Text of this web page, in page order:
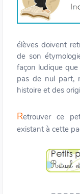
élèves doivent
de son
façon ludique
pas de nul part,
histoire et des
Retrouver ce
existant à cette